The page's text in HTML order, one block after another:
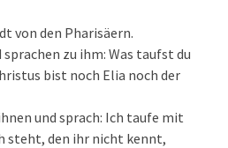
von den Pharisäern.
zu ihm: Was taufst du
bist noch Elia noch der
und sprach: Ich taufe mit
steht, den ihr nicht kennt,